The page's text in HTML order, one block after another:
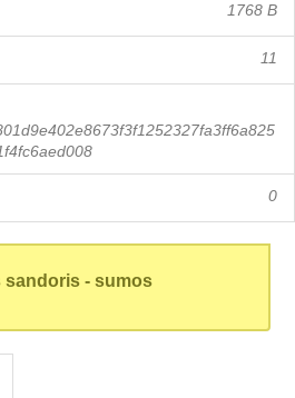
1768 B
11
0
sandoris - sumos